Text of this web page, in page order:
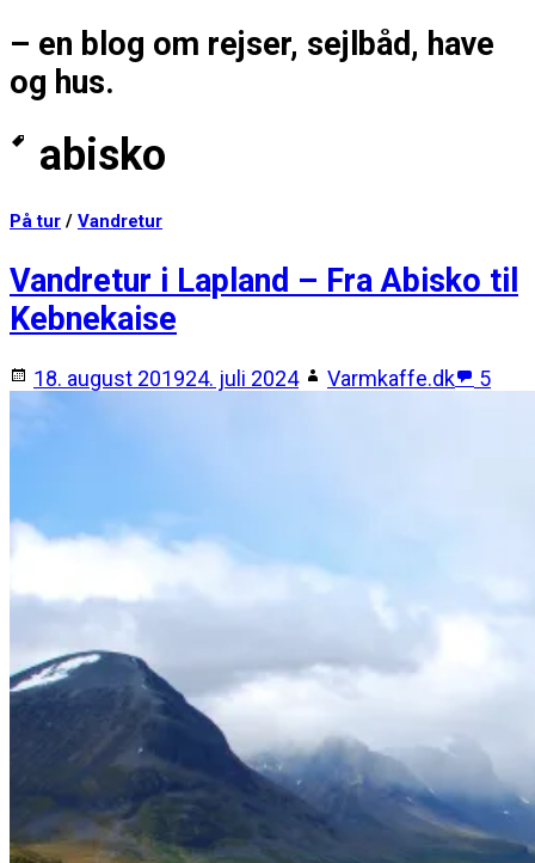
– en blog om rejser, sejlbåd, have
og hus.
abisko
På tur / Vandretur
Vandretur i Lapland – Fra Abisko til
Kebnekaise
18. august 201924. juli 2024 Varmkaffe.dk 5